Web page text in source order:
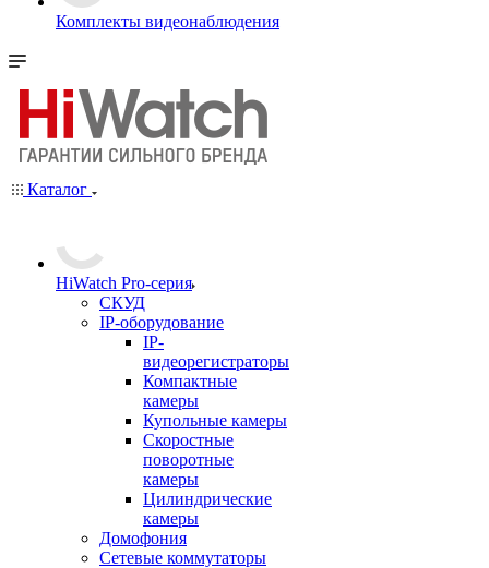
Комплекты видеонаблюдения
Каталог
HiWatch Pro-серия
CКУД
IP-оборудование
IP-
видеорегистраторы
Компактные
камеры
Купольные камеры
Скоростные
поворотные
камеры
Цилиндрические
камеры
Домофония
Сетевые коммутаторы